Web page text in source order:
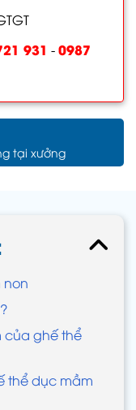
931 -0987
tại xưởng
non
của ghế thể
thể dục mầm